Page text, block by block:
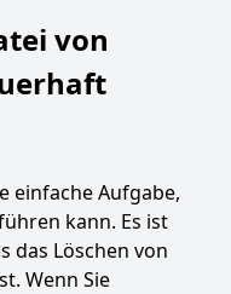
von
einfache Aufgabe,
kann. Es ist
das Löschen von
Wenn Sie